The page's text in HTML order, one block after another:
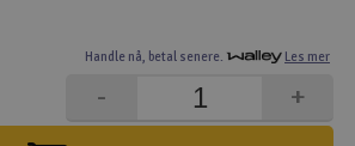
Handle nå, betal senere. Les mer
+
-